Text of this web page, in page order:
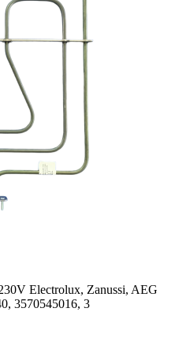
Electrolux, Zanussi, AEG
3570545016, 3